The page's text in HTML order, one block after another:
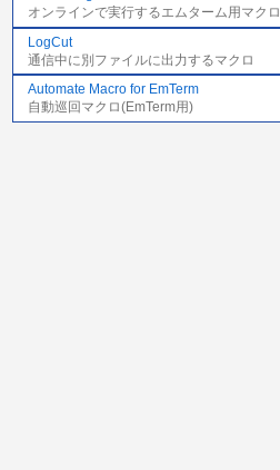
オンラインで実行するエムターム用マクロ
LogCut
通信中に別ファイルに出力するマクロ
Automate Macro for EmTerm
自動巡回マクロ(EmTerm用)